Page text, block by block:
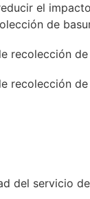
el
de
recolección de
recolección de
del servicio